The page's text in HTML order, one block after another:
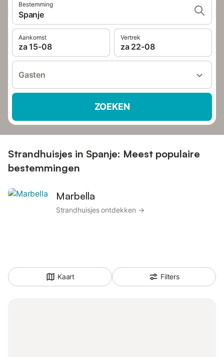
Bestemming
Spanje
Aankomst
za 15-08
Vertrek
za 22-08
Gasten
ZOEKEN
Strandhuisjes in Spanje: Meest populaire
bestemmingen
Marbella
Strandhuisjes ontdekken →
Kaart Filters